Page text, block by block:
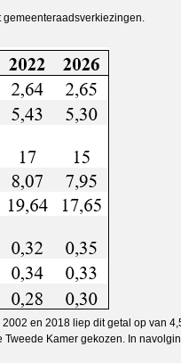
en 2018 liep dit getal op van
Kamer gekozen. In